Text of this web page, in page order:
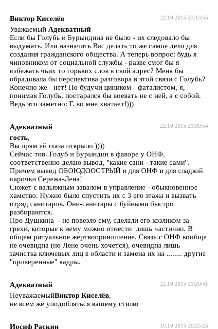
22.10.2015 23:13:55
Виктор Киселёв
Уважаемый Адекватный
Если бы Голубь и Бурындина не было - их следовало бы
выдумать. Или назначить Вас делать то же самое дело для
создания гражданского общества. А теперь вопрос: будь я
чиновником от социальной службы - разве смог бы я
избежать чьих то горьких слов в свой адрес? Меня бы
обрадовала бы перспектива разговора в этой связи с Голубь?
Конечно же - нет! Но будучи циником - фаталистом, я,
понимая Голубь, постарался бы воевать не с ней, а с собой.
Ведь это заметно: Г. во мне хватает!)))
22.10.2015 21:39:54
Адекватный
гость,
Вы прям ей глаза открыли ))))
Сейчас тов. Голуб и Бурындин в фаворе у ОНФ,
соответственно делаю вывод, "какие сани - такие сами".
Причем вывод ОБОЮДООСТРЫЙ и для ОНФ и для сладкой
парочки Сережа-Лена!
Сюжет с вальяжным завалом в управление - обыкновенное
хамство. Нужно было спустить их с 3 его этажа и вызвать
отряд санитаров. Они-санитары с буйными быстро
разбираются.
Про Душкина - не повезло ему, сделали его козликом за
грехи, которые к нему можно отнести лишь частично. В
общем ритуальное жертвоприношение. Связь с ОНФ вообще
не очевидна (но Лене очень хочется), очевидна лишь
зачистка ключевых лиц в области и замена их на ........ другие
"проверенные" кадры.
22.10.2015 21:20:51
Адекватный
НеуважаемыйВиктор Киселёв,
не всем же уподобляться вашему стилю
19.10.2015 20:25:25
Иосиф Раскин